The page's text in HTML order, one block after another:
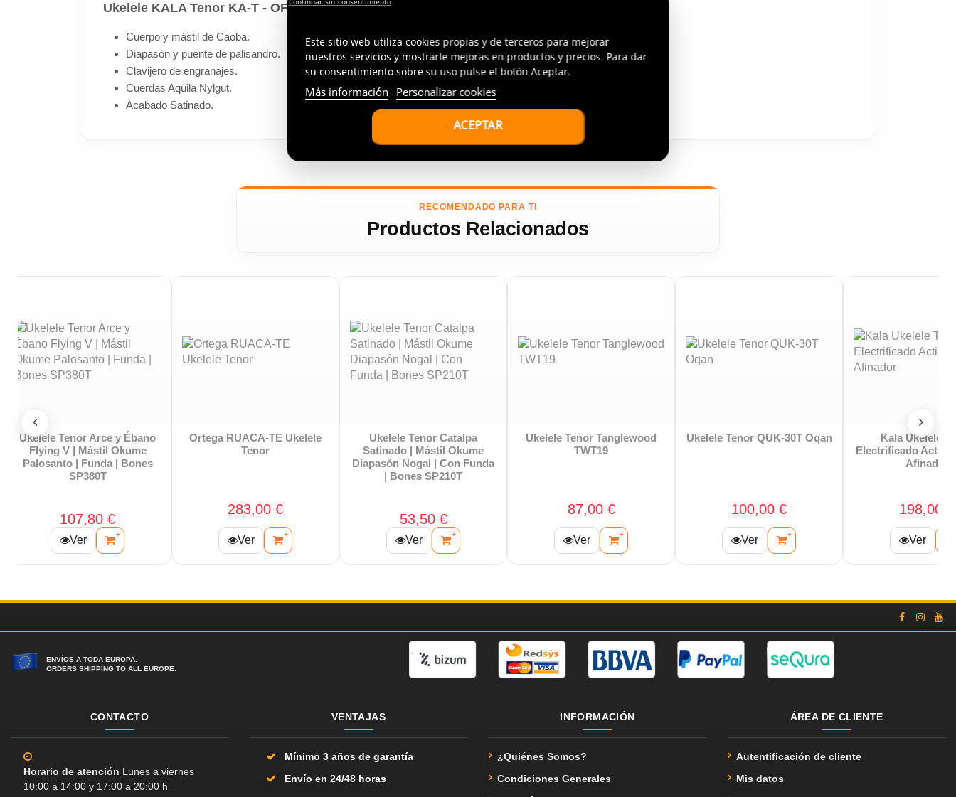
Ukelele KALA Tenor KA-T - OFERTA.
Cuerpo y mástil de Caoba.
Diapasón y puente de palisandro.
Clavijero de engranajes.
Cuerdas Aquila Nylgut.
Acabado Satinado.
RECOMENDADO PARA TI
Productos Relacionados
Ukelele Tenor Catalpa
Satinado | Mástil Okume
Nogal | Con Funda
| Bones SP210T
53,50 €
Ver +
Ukelele Tenor Tanglewood
TWT19
87,00 €
Ver +
Ukelele Tenor QUK-30T Oqan
Ver +
Kala Ukelele Tenor
Electrificado Activo | EQ con
198,00 €
Ver +
Ortega RUTI-TE Ukelele
198,50 €
Ver +
Ortega RU5-TE Ukelele
77,00 €
Ver +
ENVÍOS A TODA EUROPA.
ORDERS SHIPPING TO ALL EUROPE.
CONTACTO
Horario de atención Lunes a viernes
10:00 a 14:00 y 17:00 a 20:00 h
VENTAJAS
Mínimo 3 años de garantía
Envío en 24/48 horas
INFORMACIÓN
¿Quiénes Somos?
Condiciones Generales
ÁREA DE CLIENTE
Autentificación de cliente
Mis datos
Este sitio web utiliza cookies propias y de terceros para mejorar
nuestros servicios y mostrarle mejoras en productos y precios. Para dar
su consentimiento sobre su uso pulse el botón Aceptar.
Más información Personalizar cookies